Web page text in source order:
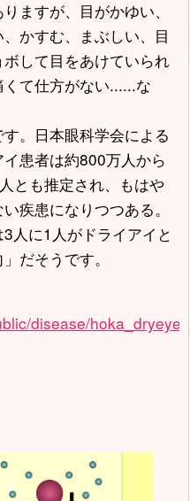
ますが、目がかゆい、
かすむ、まぶしい、目
して目をあけていられ
て仕方がない......な
。日本眼科学会による
患者は約800万人から
とも推定され、もはや
疾患になりつつある。
人に1人がドライアイと
だそうです。
disease/